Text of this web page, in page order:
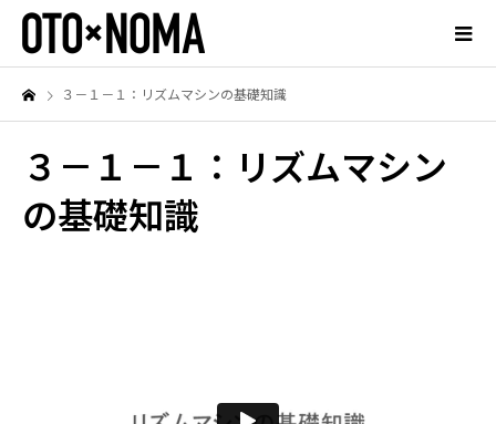
３－１－１：リズムマシンの基礎知識
３－１－１：リズムマシン
の基礎知識